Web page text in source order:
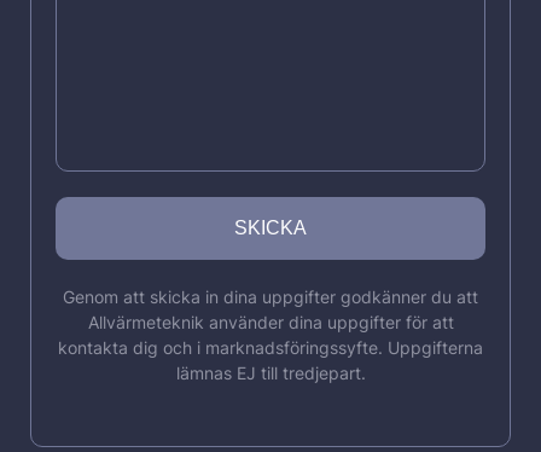
Genom att skicka in dina uppgifter godkänner du att
Allvärmeteknik använder dina uppgifter för att
kontakta dig och i marknadsföringssyfte. Uppgifterna
lämnas EJ till tredjepart.